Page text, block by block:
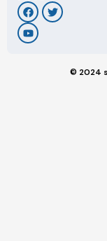
© 2024